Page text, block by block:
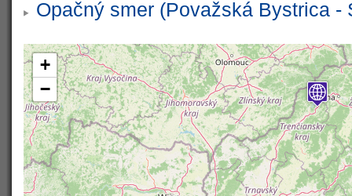
Opačný smer (Považská Bystrica -
+
−